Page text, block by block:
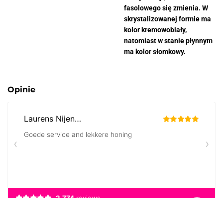
fasolowego się zmienia. W
skrystalizowanej formie ma
kolor kremowobiały,
natomiast w stanie płynnym
ma kolor słomkowy.
Opinie